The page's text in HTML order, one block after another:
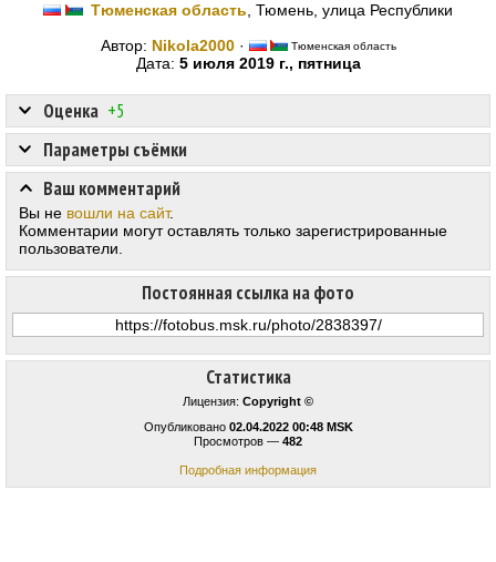
Тюменская область , Тюмень, улица Республики
Автор: Nikola2000· Тюменская область
Дата: 5 июля 2019 г., пятница
Статистика
Лицензия: Copyright ©
Опубликовано 02.04.2022 00:48 MSK
Просмотров — 482
Подробная информация
Оценка +5
Постоянная ссылка на фото
Параметры съёмки
Ваш комментарий
Вы не вошли на сайт.
Комментарии могут оставлять только зарегистрированные
пользователи.